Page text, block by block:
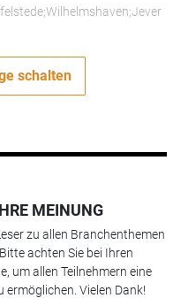
schalten
MEINUNG
zu allen Branchenthemen
achten Sie bei Ihren
um allen Teilnehmern eine
Vielen Dank!